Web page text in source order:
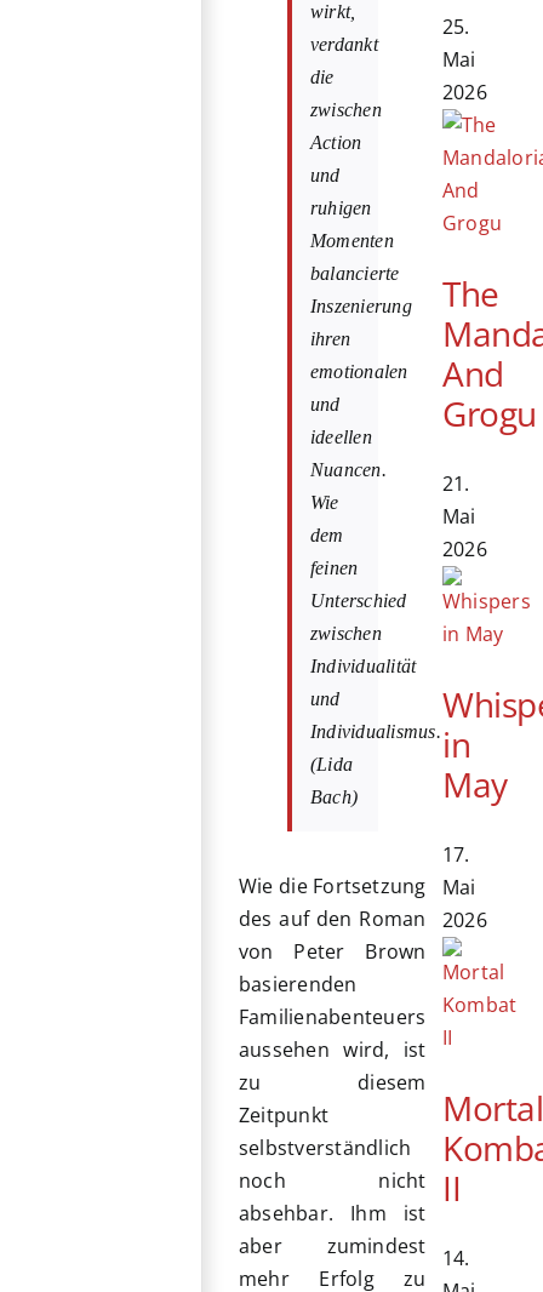
wirkt,
verdankt
die
zwischen
Action
und
ruhigen
Momenten
balancierte
Inszenierung
ihren
emotionalen
und
ideellen
Nuancen.
Wie
dem
feinen
Unterschied
zwischen
Individualität
und
Individualismus.
(Lida
Bach)
Wie die Fortsetzung
des auf den Roman
von Peter Brown
basierenden
Familienabenteuers
aussehen wird, ist
zu diesem
Zeitpunkt
selbstverständlich
noch nicht
absehbar. Ihm ist
aber zumindest
mehr Erfolg zu
25.
Mai
2026
The
And
Grogu
21.
Mai
2026
in
May
17.
Mai
2026
Mortal
II
14.